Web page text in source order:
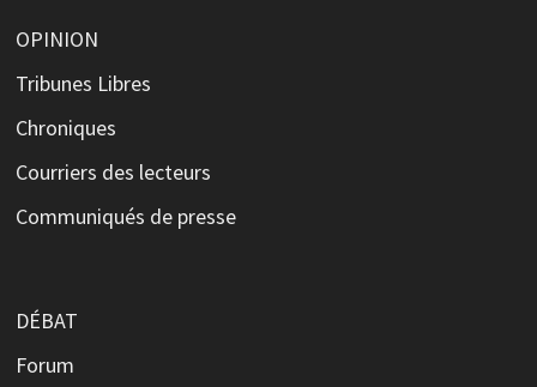
OPINION
Tribunes Libres
Chroniques
Courriers des lecteurs
Communiqués de presse
DÉBAT
Forum